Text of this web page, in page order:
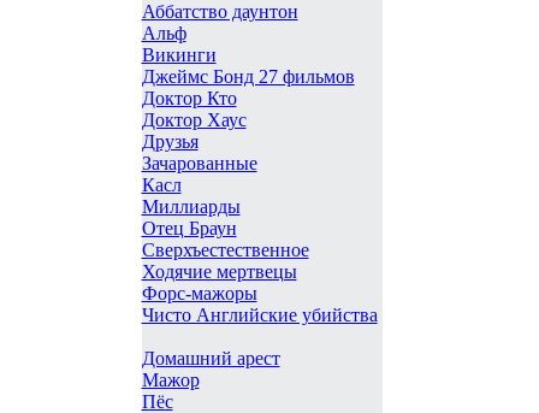
Аббатство даунтон
Альф
Викинги
Джеймс Бонд 27 фильмов
Доктор Кто
Доктор Хаус
Друзья
Зачарованные
Касл
Миллиарды
Отец Браун
Сверхъестественное
Ходячие мертвецы
Форс-мажоры
Чисто Английские убийства
Домашний арест
Мажор
Пёс